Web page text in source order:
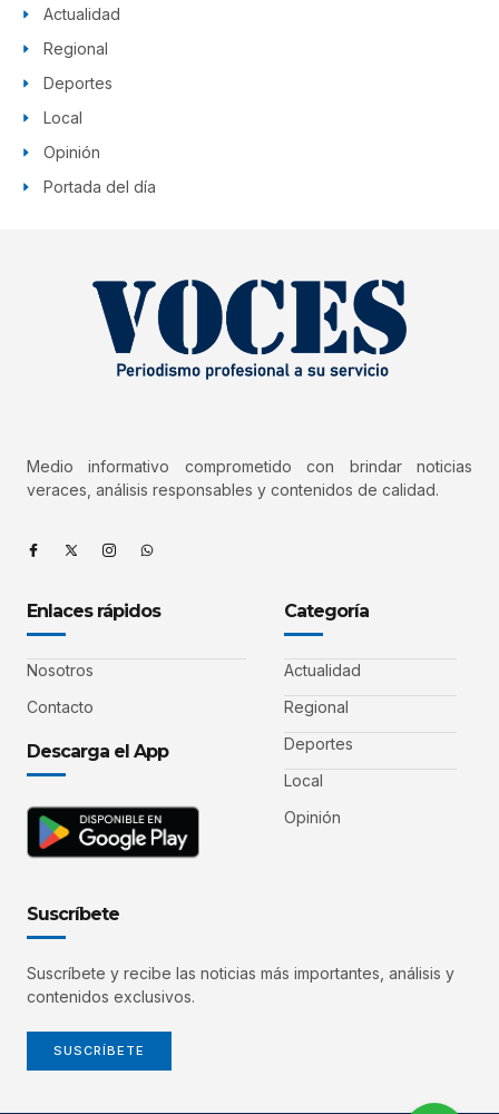
Actualidad
Regional
Deportes
Local
Opinión
Portada del día
Medio informativo comprometido con brindar noticias
veraces, análisis responsables y contenidos de calidad.
Enlaces rápidos
Nosotros
Contacto
Descarga el App
Categoría
Actualidad
Regional
Deportes
Local
Opinión
Suscríbete
Suscríbete y recibe las noticias más importantes, análisis y
contenidos exclusivos.
SUSCRÍBETE